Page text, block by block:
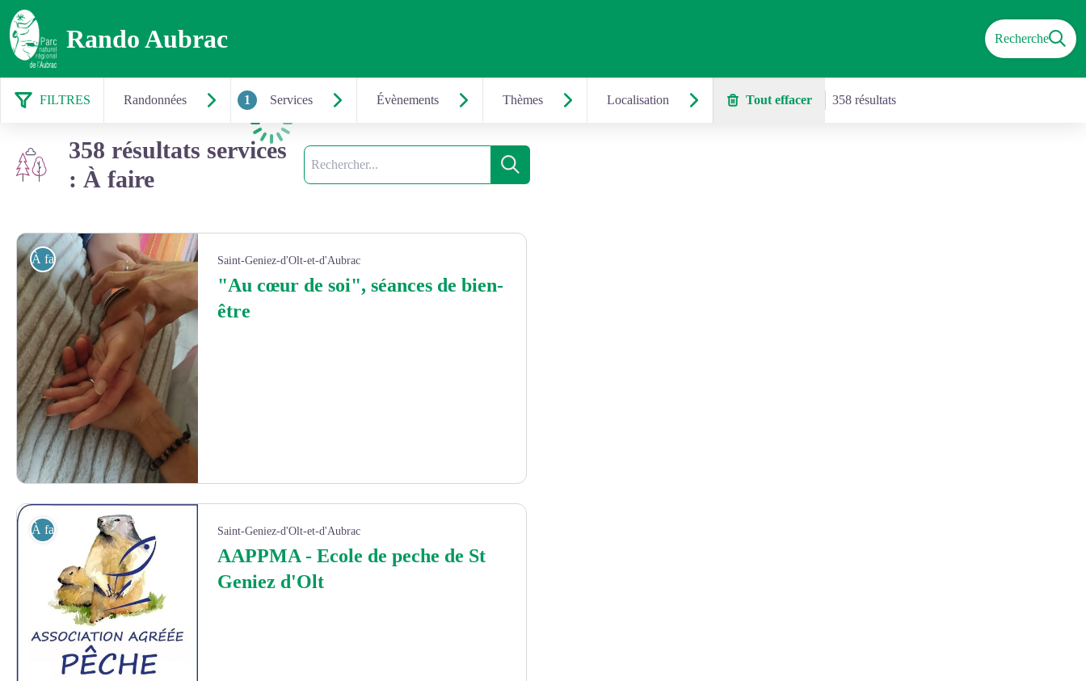
Rando Aubrac Recherche
FILTRES Randonnées 1 Services Évènements Thèmes Localisation Tout effacer 358 résultats
358 résultats services
: À faire
Recherche
Recherche
À faire Saint-Geniez-d'Olt-et-d'Aubrac
"Au cœur de soi", séances de bien-
être
À faire Saint-Geniez-d'Olt-et-d'Aubrac
AAPPMA - Ecole de peche de St
Geniez d'Olt
Chargement